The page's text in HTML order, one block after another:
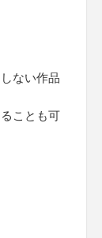
ない作品
ことも可